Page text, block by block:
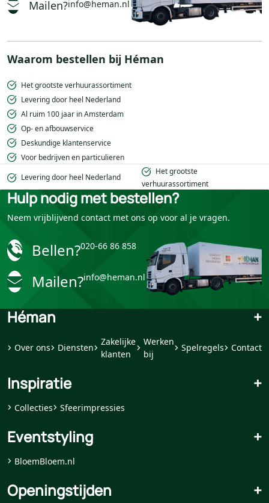
Mailen?info@heman.nl
Waarom bestellen bij Héman
Het grootste verhuurassortiment
Levering door heel Nederland
Al ruim 100 jaar in Amsterdam
Op- en afbouwservice
Deskundige klantenservice
Voor bedrijven en particulieren
Levering door heel Nederland
Het grootste
verhuurassortiment
Hulp nodig met bestellen?
Neem vrijblijvend contact met ons op voor al je vragen.
Bellen?020-66 86 858
Mailen?info@heman.nl
Héman +
Over ons Diensten
Zakelijke
klanten
Werken
bij
Spelregels Contact
Inspiratie +
Collecties Sfeerimpressies
Eventstyling +
BloemBloem.nl
Openingstijden +